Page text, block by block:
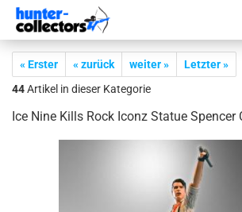
« Erster « zurück weiter »
Letzter »
44Artikel in dieser Kategorie
Ice Nine Kills Rock Iconz Sta­tue Spen­cer